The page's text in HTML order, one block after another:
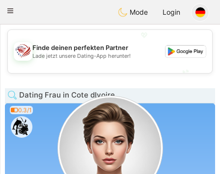
Dating
Toggle
Mode Login
💖
💕
Finde deinen perfekten Partner
Lade jetzt unsere Dating-App herunter!
Dating Frau in Cote dIvoire
0.3/1